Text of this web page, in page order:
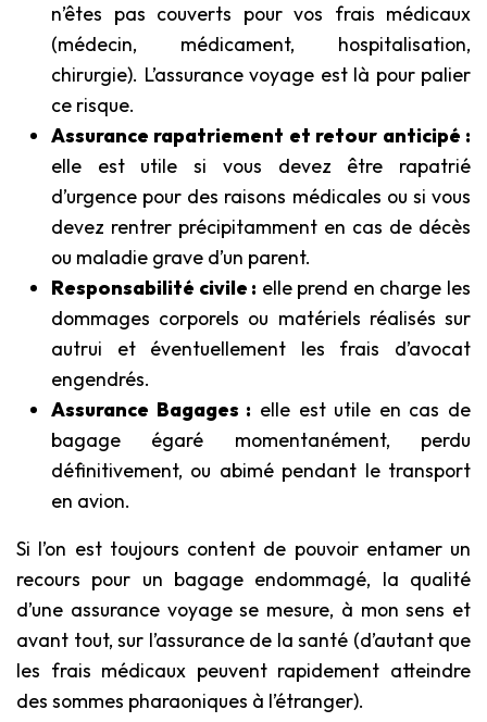
n’êtes pas couverts pour vos frais médicaux
(médecin, médicament, hospitalisation,
chirurgie). L’assurance voyage est là pour palier
ce risque.
Assurance rapatriement et retour anticipé :
elle est utile si vous devez être rapatrié
d’urgence pour des raisons médicales ou si vous
devez rentrer précipitamment en cas de décès
ou maladie grave d’un parent.
Responsabilité civile : elle prend en charge les
dommages corporels ou matériels réalisés sur
autrui et éventuellement les frais d’avocat
engendrés.
Assurance Bagages : elle est utile en cas de
bagage égaré momentanément, perdu
définitivement, ou abimé pendant le transport
en avion.
Si l’on est toujours content de pouvoir entamer un
recours pour un bagage endommagé, la qualité
d’une assurance voyage se mesure, à mon sens et
avant tout, sur l’assurance de la santé (d’autant que
les frais médicaux peuvent rapidement atteindre
des sommes pharaoniques à l’étranger).